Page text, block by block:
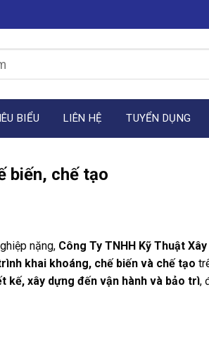
BIỂU LIÊN HỆ TUYỂN DỤNG
biến, chế tạo
nặng, Công Ty TNHH Kỹ Thuật
khai khoáng, chế biến và chế tạo
xây dựng đến vận hành và bảo trì,